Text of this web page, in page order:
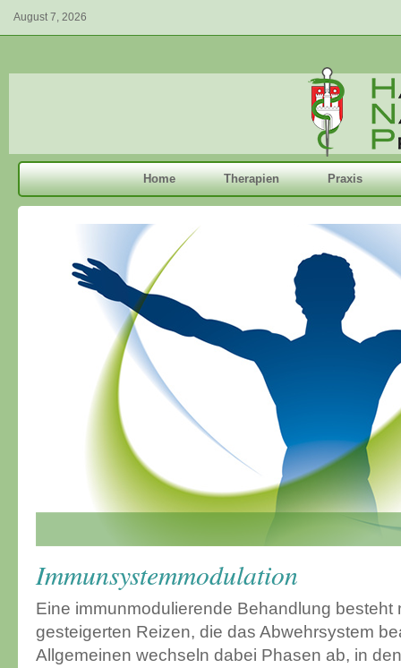
August 7, 2026
Home Therapien Praxis
Immunsystemmodulation
Eine immunmodulierende Behandlung besteht
gesteigerten Reizen, die das Abwehrsystem
Allgemeinen wechseln dabei Phasen ab, in